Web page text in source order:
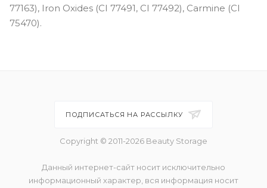
77163), Iron Oxides (CI 77491, CI 77492), Carmine (CI
75470).
ПОДПИСАТЬСЯ НА РАССЫЛКУ
Copyright © 2011-2026 Beauty Storage
Данный интернет-сайт носит исключительно
информационный характер, вся информация носит